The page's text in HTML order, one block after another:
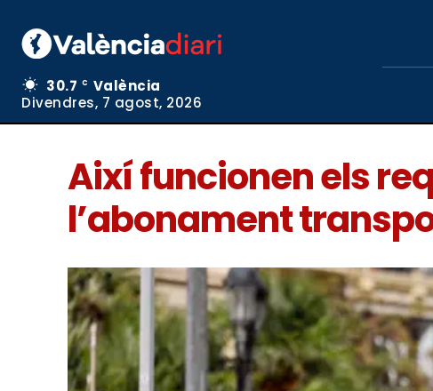
30.7 C
València
Divendres, 7 agost, 2026
Així funcionen els
l’abonament